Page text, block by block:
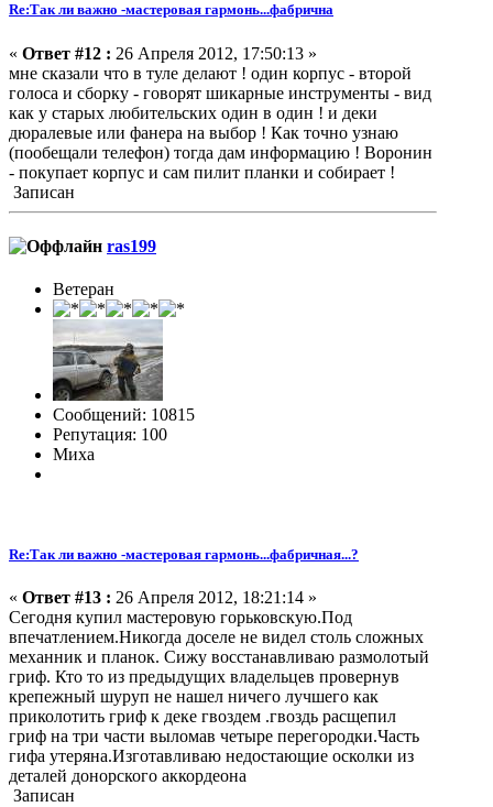
Re:Так ли важно -мастеровая гармонь...фабрична
« Ответ #12 : 26 Апреля 2012, 17:50:13 »
мне сказали что в туле делают ! один корпус - второй
голоса и сборку - говорят шикарные инструменты - вид
как у старых любительских один в один ! и деки
дюралевые или фанера на выбор ! Как точно узнаю
(пообещали телефон) тогда дам информацию ! Воронин
- покупает корпус и сам пилит планки и собирает !
Записан
ras199
Ветеран
Сообщений: 10815
Репутация: 100
Миха
Re:Так ли важно -мастеровая гармонь...фабричная...?
« Ответ #13 : 26 Апреля 2012, 18:21:14 »
Сегодня купил мастеровую горьковскую.Под
впечатлением.Никогда доселе не видел столь сложных
механник и планок. Сижу восстанавливаю размолотый
гриф. Кто то из предыдущих владельцев провернув
крепежный шуруп не нашел ничего лучшего как
приколотить гриф к деке гвоздем .гвоздь расщепил
гриф на три части выломав четыре перегородки.Часть
гифа утеряна.Изготавливаю недостающие осколки из
деталей донорского аккордеона
Записан